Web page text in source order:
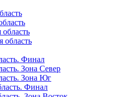
область
область
Финал
Зона Север
Зона Юг
Финал